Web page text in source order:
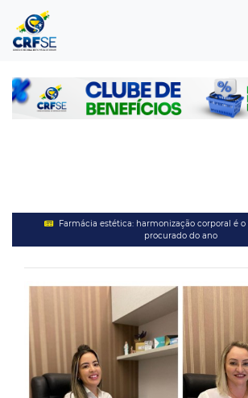
Farmácia estética: harmonização corporal é
procurado do ano